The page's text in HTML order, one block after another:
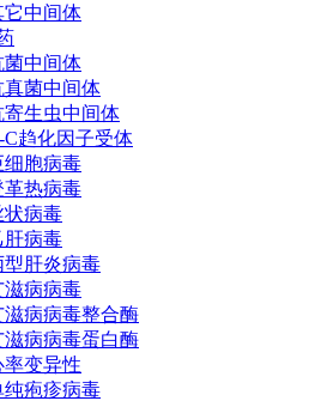
它中间体
菌中间体
真菌中间体
寄生虫中间体
C趋化因子受体
细胞病毒
革热病毒
状病毒
肝病毒
型肝炎病毒
滋病病毒
滋病病毒整合酶
滋病病毒蛋白酶
率变异性
纯疱疹病毒